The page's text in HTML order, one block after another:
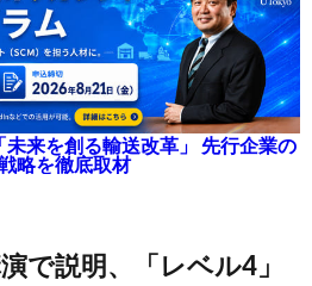
来を創る輸送改革」 先行企業の
略を徹底取材